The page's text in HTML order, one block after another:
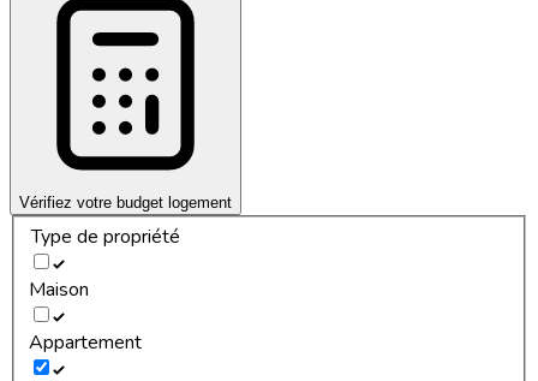
Vérifiez votre budget logement
Type de propriété
Maison
Appartement